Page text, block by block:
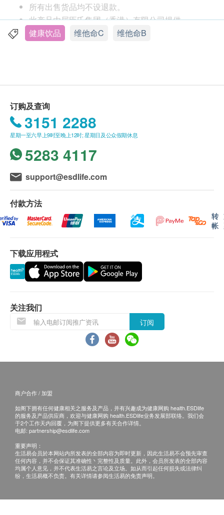
所有出售货品均不设退款。
此产品由屈臣氏集团（香港）有限公司提供。
如有任何争议，屈臣氏集团（香港）有限公司及生
HK$80运费。
我们将于确定订单后15个工作日内，依地区货期由
屈臣氏蒸馏水送上。
送货服务只限本地，送货范围包括港岛、九龙及新
界的一般地区。
送货服务不适用於偏远地区（例如：禁区）、离
岛、愉景湾、流浮山、马湾（东涌市镇除外）等地
区、某些偏远区域或屈臣氏蒸馏水车辆难以到达地
方及位于无升降机设施的楼层或相应的送货路程。
不排除运送时间会因节日而有所影响。当八号烈风
会延迟。
所有订单须视乎相关货品的供应情况再作最后确
认。倘若生活容易未能提供任何订单上的货品，生
电话或电邮通知顾客再作安排。
货品质量保证，於顾客收到产品当日起计，食用期
退换条款：
当顾客收取已订购货品时，有责任检查货品是否有
损毁情况，一经确认签收，恕不接受退换。
退换产品必须包装完整，如退换产品有任何残缺或
过期退回，供应商有权不受理。
如有其他损坏或遗漏查询，顾客必须保留有效收据
臣氏集团（香港）有限公司客户服务部跟进。
健康饮品 维他命C 维他命B
订购及查询
3151 2288
星期一至六早上9时至晚上12时; 星期日及公众假期休息
5283 4117
support@esdlife.com
付款方法
转
帐
下载应用程式
关注我们
订阅
商户合作 / 加盟
如阁下拥有任何健康相关之服务及产品，并有兴趣成为健康网购 health.ESDlife
的服务及产品供应商，欢迎与健康网购 health.ESDlife业务发展部联络。我们会
于2个工作天内回覆，为阁下提供更多有关合作详情。
电邮: partnership@esdlife.com
重要声明：
生活易会员於本网站内所发表的全部内容为即时更新，因此生活易不会预先审查
任何内容，并不会保证其准确性丶完整性及质量。此外，会员所发表的全部内容
均属个人意见，并不代表生活易之言论及立场。如从而引起任何损失或法律纠
纷，生活易概不负责。有关详情请参阅生活易的免责声明。